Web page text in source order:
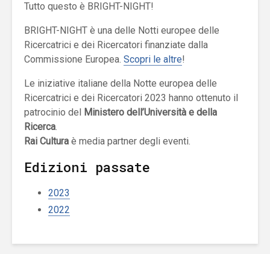
Tutto questo è BRIGHT-NIGHT!
BRIGHT-NIGHT è una delle Notti europee delle
Ricercatrici e dei Ricercatori finanziate dalla
Commissione Europea. Scopri le altre!
Le iniziative italiane della Notte europea delle
Ricercatrici e dei Ricercatori 2023 hanno ottenuto il
patrocinio del Ministero dell’Università e della
Ricerca.
Rai Cultura è media partner degli eventi.
Edizioni passate
2023
2022